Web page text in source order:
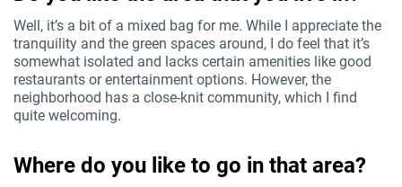
Well, it’s a bit of a mixed bag for me. While I appreciate the
tranquility and the green spaces around, I do feel that it’s
somewhat isolated and lacks certain amenities like good
restaurants or entertainment options. However, the
neighborhood has a close-knit community, which I find
quite welcoming.
Where do you like to go in that area?